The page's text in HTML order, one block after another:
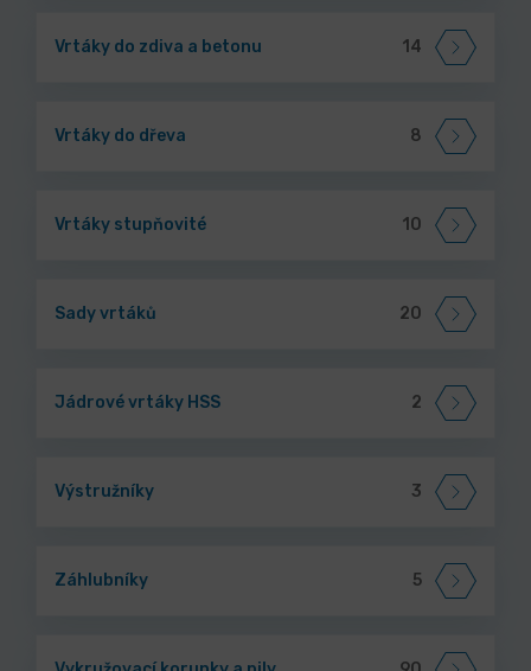
Vrtáky do zdiva a betonu 14
Vrtáky do dřeva 8
Vrtáky stupňovité 10
Sady vrtáků 20
Jádrové vrtáky HSS 2
Výstružníky 3
Záhlubníky 5